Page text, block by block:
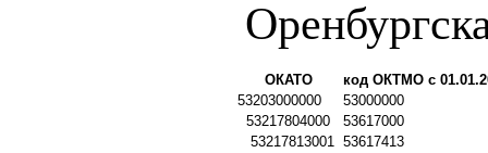
ОКАТО
код ОКТМО с
53203000000
53000000
53217804000
53617000
53217813001 53617413